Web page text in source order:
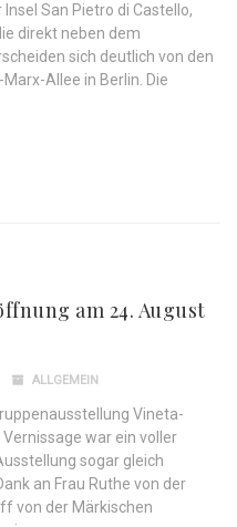
San Pietro di Castello,
direkt neben dem
sich deutlich von den
Allee in Berlin. Die
am 24. August
ALLGEMEIN
Vineta-
war ein voller
sogar gleich
an Frau Ruthe von der
von der Märkischen